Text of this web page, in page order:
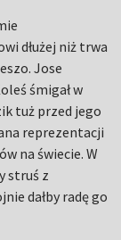
dłużej niż trwa
Jose
śmigał w
tuż przed jego
reprezentacji
na świecie. W
struś z
dałby radę go